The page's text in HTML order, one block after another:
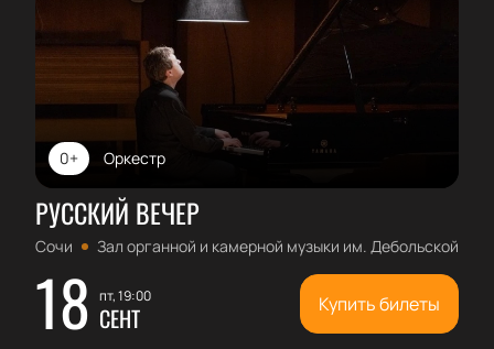
Оркестр
0+
РУССКИЙ ВЕЧЕР
Сочи Зал органной и камерной музыки им. Дебольской
18 пт, 19:00
СЕНТ Купить билеты